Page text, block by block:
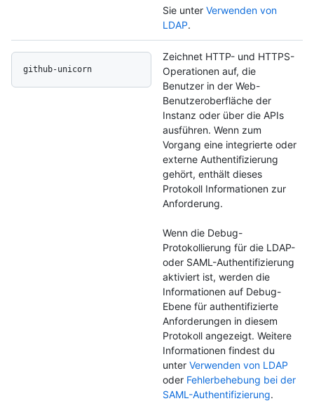
Sie unter Verwenden von
LDAP.
github-unicorn
Zeichnet HTTP- und HTTPS-
Operationen auf, die
Benutzer in der Web-
Benutzeroberfläche der
Instanz oder über die APIs
ausführen. Wenn zum
Vorgang eine integrierte oder
externe Authentifizierung
gehört, enthält dieses
Protokoll Informationen zur
Anforderung.
Wenn die Debug-
Protokollierung für die LDAP-
oder SAML-Authentifizierung
aktiviert ist, werden die
Informationen auf Debug-
Ebene für authentifizierte
Anforderungen in diesem
Protokoll angezeigt. Weitere
Informationen findest du
unter Verwenden von LDAP
oder Fehlerbehebung bei der
SAML-Authentifizierung.